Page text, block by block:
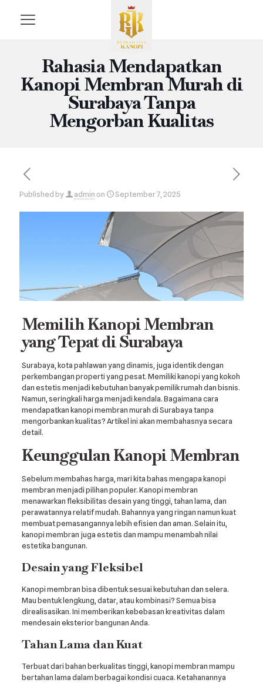
Rahasia Mendapatkan
Kanopi Membran Murah di
Surabaya Tanpa
Mengorban Kualitas
Published by admin on September 7, 2025
Memilih Kanopi Membran
yang Tepat di Surabaya
Surabaya, kota pahlawan yang dinamis, juga identik dengan
perkembangan properti yang pesat. Memiliki kanopi yang kokoh
dan estetis menjadi kebutuhan banyak pemilik rumah dan bisnis.
Namun, seringkali harga menjadi kendala. Bagaimana cara
mendapatkan kanopi membran murah di Surabaya tanpa
mengorbankan kualitas? Artikel ini akan membahasnya secara
detail.
Keunggulan Kanopi Membran
Sebelum membahas harga, mari kita bahas mengapa kanopi
membran menjadi pilihan populer. Kanopi membran
menawarkan fleksibilitas desain yang tinggi, tahan lama, dan
perawatannya relatif mudah. Bahannya yang ringan namun kuat
membuat pemasangannya lebih efisien dan aman. Selain itu,
kanopi membran juga estetis dan mampu menambah nilai
estetika bangunan.
Desain yang Fleksibel
Kanopi membran bisa dibentuk sesuai kebutuhan dan selera.
Mau bentuk lengkung, datar, atau kombinasi? Semua bisa
direalisasikan. Ini memberikan kebebasan kreativitas dalam
mendesain eksterior bangunan Anda.
Tahan Lama dan Kuat
Terbuat dari bahan berkualitas tinggi, kanopi membran mampu
bertahan lama dalam berbagai kondisi cuaca. Ketahanannya